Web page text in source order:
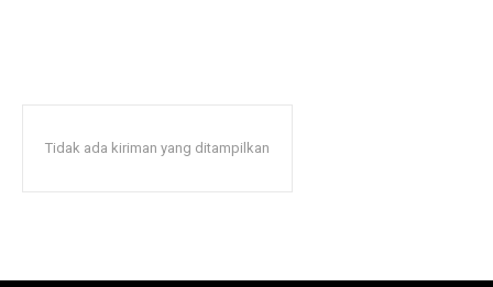
Tidak ada kiriman yang ditampilkan